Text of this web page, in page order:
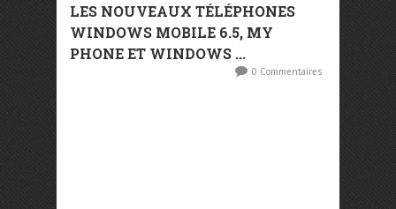
LES NOUVEAUX TÉLÉPHONES
WINDOWS MOBILE 6.5, MY
PHONE ET WINDOWS ...
0 Commentaires